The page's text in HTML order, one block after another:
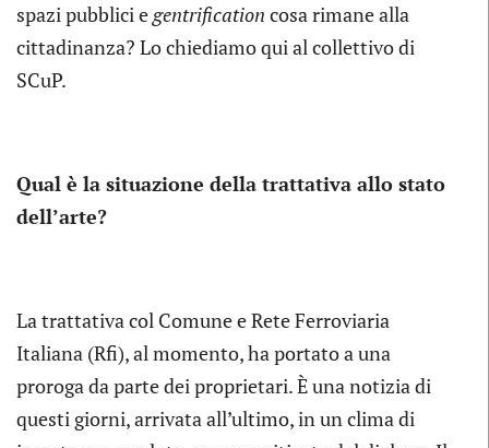
spazi pubblici egentrification cosa rimane alla
cittadinanza? Lo chiediamo qui al collettivo di
SCuP.
Qual è la situazione della trattativa allo stato
dell’arte?
La trattativa col Comune e Rete Ferroviaria
Italiana (Rfi), al momento, ha portato a una
proroga da parte dei proprietari. È una notizia di
questi giorni, arrivata all’ultimo, in un clima di